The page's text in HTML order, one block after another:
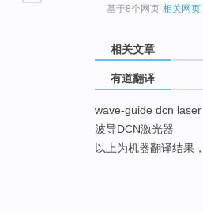
基于8个网页-相关网页
相关文章
有道翻译
wave-guide dcn laser
波导DCN激光器
以上为机器翻译结果